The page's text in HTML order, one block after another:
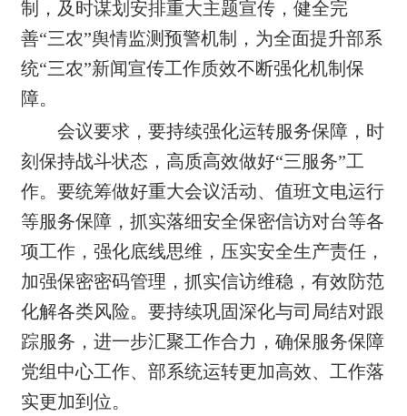
制，及时谋划安排重大主题宣传，健全完
善“三农”舆情监测预警机制，为全面提升部系
统“三农”新闻宣传工作质效不断强化机制保
障。
会议要求，要持续强化运转服务保障，时
刻保持战斗状态，高质高效做好“三服务”工
作。要统筹做好重大会议活动、值班文电运行
等服务保障，抓实落细安全保密信访对台等各
项工作 ，强化底线思维，压实安全生产责任，
加强保密密码管理 ，抓实信访维稳，有效防范
化解各类风险。要持续巩固深化与司局结对跟
踪服务，进一步汇聚工作合力，确保服务保障
党组中心工作、部系统运转更加高效、工作落
实更加到位。